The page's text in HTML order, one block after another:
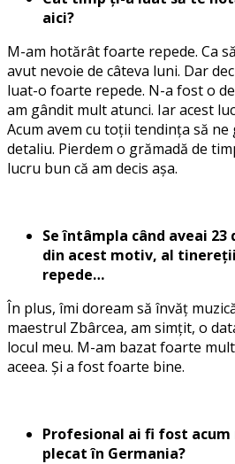
aici?
M-am hotărât foarte repede. Ca
avut nevoie de câteva luni. Dar
luat-o foarte repede. N-a fost o
am gândit mult atunci. Iar acest
Acum avem cu toții tendința să
detaliu. Pierdem o grămadă de
lucru bun că am decis așa.
Se întâmpla când aveai
din acest motiv, al
repede…
În plus, îmi doream să învăț
maestrul Zbârcea, am simțit, o
locul meu. M-am bazat foarte
aceea. Și a fost foarte bine.
Profesional ai fi fost acum
plecat în Germania?